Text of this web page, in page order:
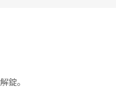
錠。